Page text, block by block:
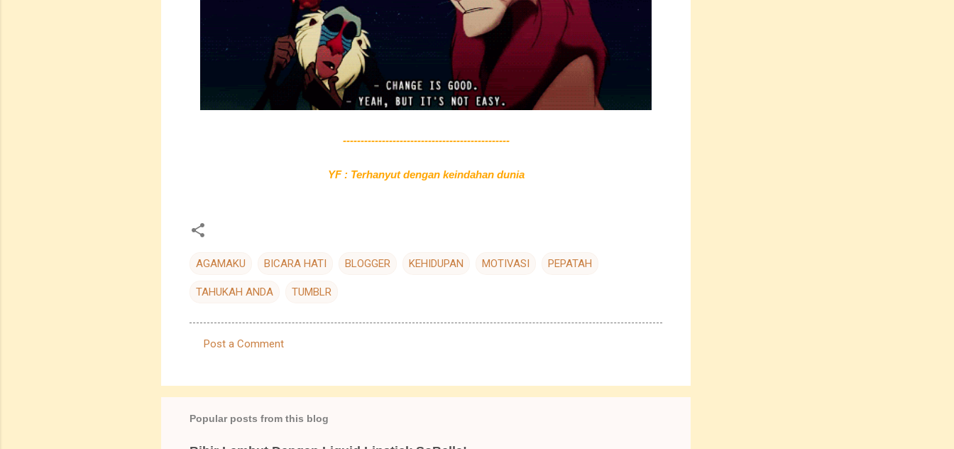
-----------------------------------------------
YF : Terhanyut dengan keindahan dunia
AGAMAKU BICARA HATI BLOGGER KEHIDUPAN MOTIVASI PEPATAH
TAHUKAH ANDA TUMBLR
m
m
Post a Comment
Popular posts from this blog